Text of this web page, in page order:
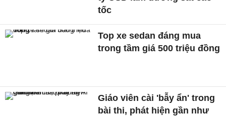
tốc
Top xe sedan đáng mua
trong tầm giá 500 triệu đồng
Giáo viên cài 'bẫy ẩn' trong
bài thi, phát hiện gần như